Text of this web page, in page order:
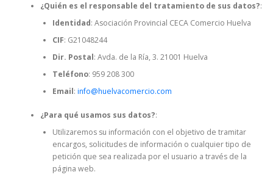
¿Quién es el responsable del tratamiento de sus datos?:
Identidad: Asociación Provincial CECA Comercio Huelva
CIF: G21048244
Dir. Postal: Avda. de la Ría, 3. 21001 Huelva
Teléfono: 959 208 300
Email: info@huelvacomercio.com
¿Para qué usamos sus datos?:
Utilizaremos su información con el objetivo de tramitar
encargos, solicitudes de información o cualquier tipo de
petición que sea realizada por el usuario a través de la
página web.